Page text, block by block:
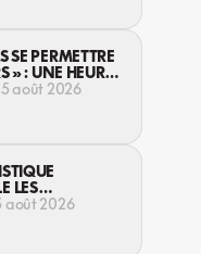
SE PERMETTRE
» : UNE HEURE
5 août 2026
LES
LES
août 2026